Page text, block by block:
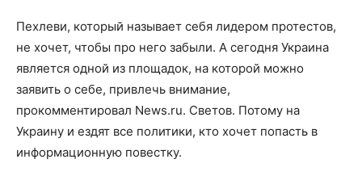
Пехлеви, который называет себя лидером протестов,
не хочет, чтобы про него забыли. А сегодня Украина
является одной из площадок, на которой можно
заявить о себе, привлечь внимание,
прокомментировал News.ru. Светов. Потому на
Украину и ездят все политики, кто хочет попасть в
информационную повестку.